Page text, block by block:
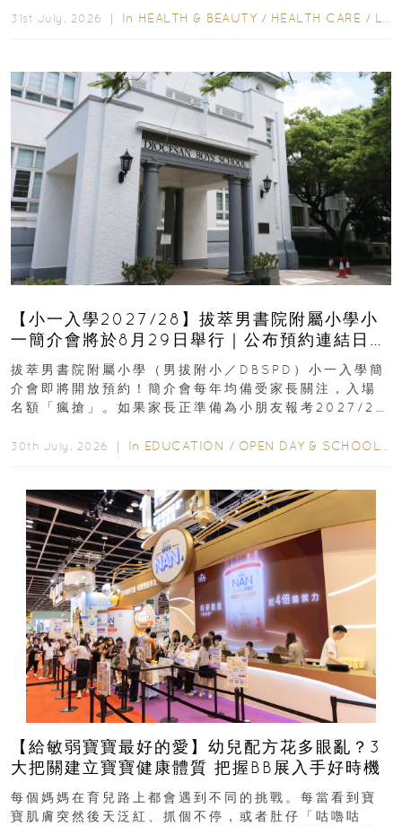
31st July, 2026 ｜ In HEALTH & BEAUTY / HEALTH CARE / LIFESTYLE
【小一入學2027/28】拔萃男書院附屬小學小
一簡介會將於8月29日舉行｜公布預約連結日期
｜更設有網上重溫
拔萃男書院附屬小學（男拔附小／DBSPD）小一入學簡
介會即將開放預約！簡介會每年均備受家長關注，入場
名額「瘋搶」。如果家長正準備為小朋友報考2027/28
30th July, 2026 ｜ In EDUCATION / OPEN DAY & SCHOOL EVENTS
【給敏弱寶寶最好的愛】幼兒配方花多眼亂？3
大把關建立寶寶健康體質 把握BB展入手好時機
每個媽媽在育兒路上都會遇到不同的挑戰。每當看到寶
寶肌膚突然後天泛紅、抓個不停，或者肚仔「咕嚕咕